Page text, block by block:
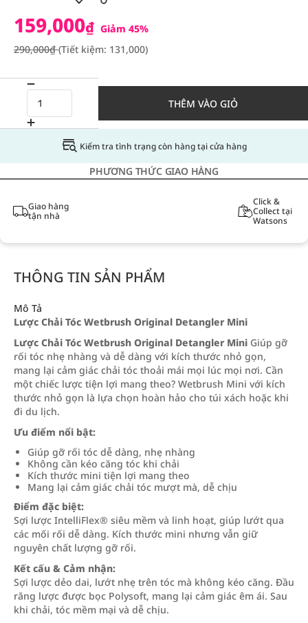
159,000₫ Giảm 45%
290,000₫(Tiết kiệm: 131,000)
THÊM VÀO GIỎ
Kiểm tra tình trạng còn hàng tại cửa hàng
PHƯƠNG THỨC GIAO HÀNG
Giao hàng
tận nhà
Click &
Collect tại
Watsons
THÔNG TIN SẢN PHẨM
Mô Tả
Lược Chải Tóc Wetbrush Original Detangler Mini
Lược Chải Tóc Wetbrush Original Detangler Mini Giúp gỡ
rối tóc nhẹ nhàng và dễ dàng với kích thước nhỏ gọn,
mang lại cảm giác chải tóc thoải mái mọi lúc mọi nơi. Cần
một chiếc lược tiện lợi mang theo? Wetbrush Mini với kích
thước nhỏ gọn là lựa chọn hoàn hảo cho túi xách hoặc khi
đi du lịch.
Ưu điểm nổi bật:
Giúp gỡ rối tóc dễ dàng, nhẹ nhàng
Không cần kéo căng tóc khi chải
Kích thước mini tiện lợi mang theo
Mang lại cảm giác chải tóc mượt mà, dễ chịu
Điểm đặc biệt:
Sợi lược IntelliFlex® siêu mềm và linh hoạt, giúp lướt qua
các mối rối dễ dàng. Kích thước mini nhưng vẫn giữ
nguyên chất lượng gỡ rối.
Kết cấu & Cảm nhận:
Sợi lược dẻo dai, lướt nhẹ trên tóc mà không kéo căng. Đầu
răng lược được bọc Polysoft, mang lại cảm giác êm ái. Sau
khi chải, tóc mềm mại và dễ chịu.